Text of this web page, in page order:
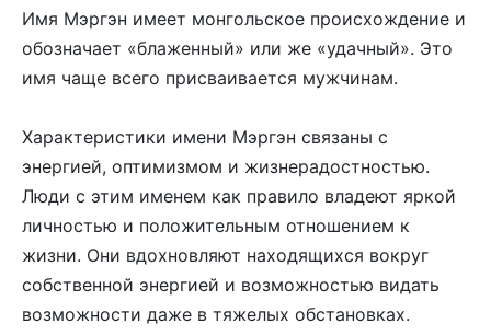
Имя Мэргэн имеет монгольское происхождение и
обозначает «блаженный» или же «удачный». Это
имя чаще всего присваивается мужчинам.
Характеристики имени Мэргэн связаны с
энергией, оптимизмом и жизнерадостностью.
Люди с этим именем как правило владеют яркой
личностью и положительным отношением к
жизни. Они вдохновляют находящихся вокруг
собственной энергией и возможностью видать
возможности даже в тяжелых обстановках.